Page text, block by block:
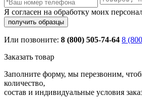
Я согласен на обработку моих
Или позвоните: 8 (800) 505-74-64 8
Заказать товар
Заполните форму, мы перезвоним,
количество,
состав и индивидуальные условия